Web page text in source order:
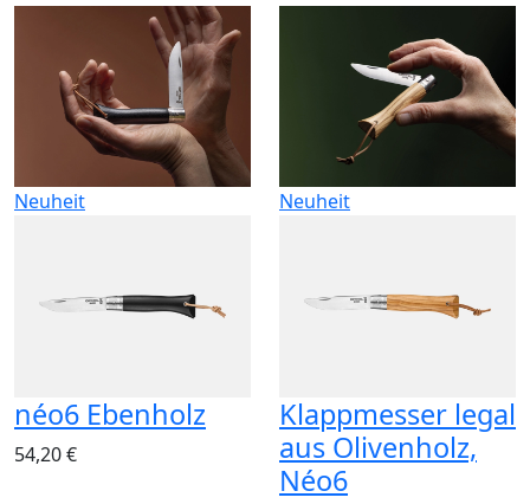
Neuheit
néo6 Ebenholz
54,20 €
Neuheit
Klappmesser legal
aus Olivenholz,
Néo6